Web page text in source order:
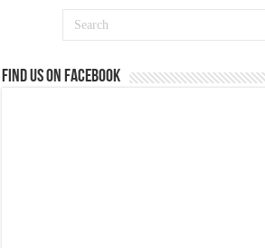
Find us on Facebook